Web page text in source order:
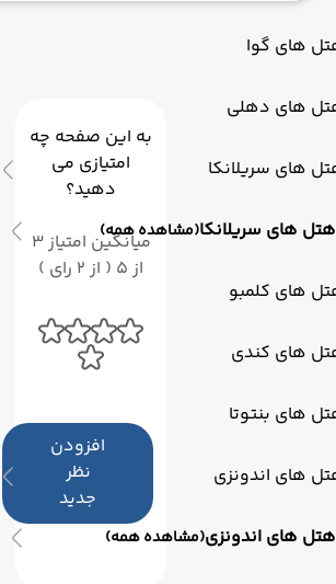
های گوا
های دهلی
های سریلانکا
هتل های سریلانکا(مشاهده همه)
های کلمبو
های کندی
های بنتوتا
های اندونزی
هتل های اندونزی(مشاهده همه)
به این صفحه چه
امتیازی می
دهید؟
میانگین امتیاز 3
از 5 ( از 2 رای )
افزودن
نظر
جدید